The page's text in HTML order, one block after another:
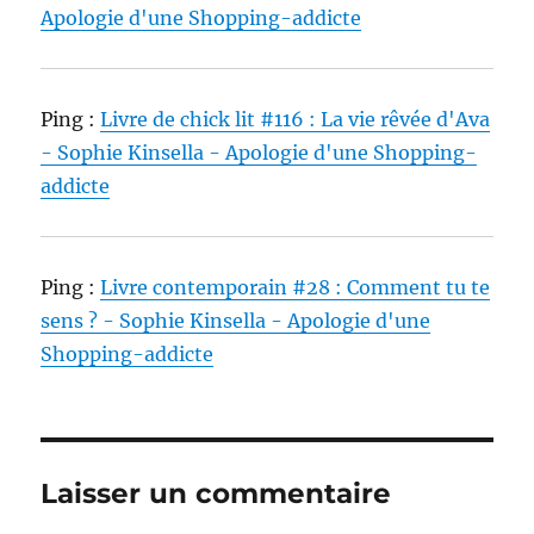
Apologie d'une Shopping-addicte
Ping :Livre de chick lit #116 : La vie rêvée d'Ava
- Sophie Kinsella - Apologie d'une Shopping-
addicte
Ping :Livre contemporain #28 : Comment tu te
sens ? - Sophie Kinsella - Apologie d'une
Shopping-addicte
Laisser un commentaire